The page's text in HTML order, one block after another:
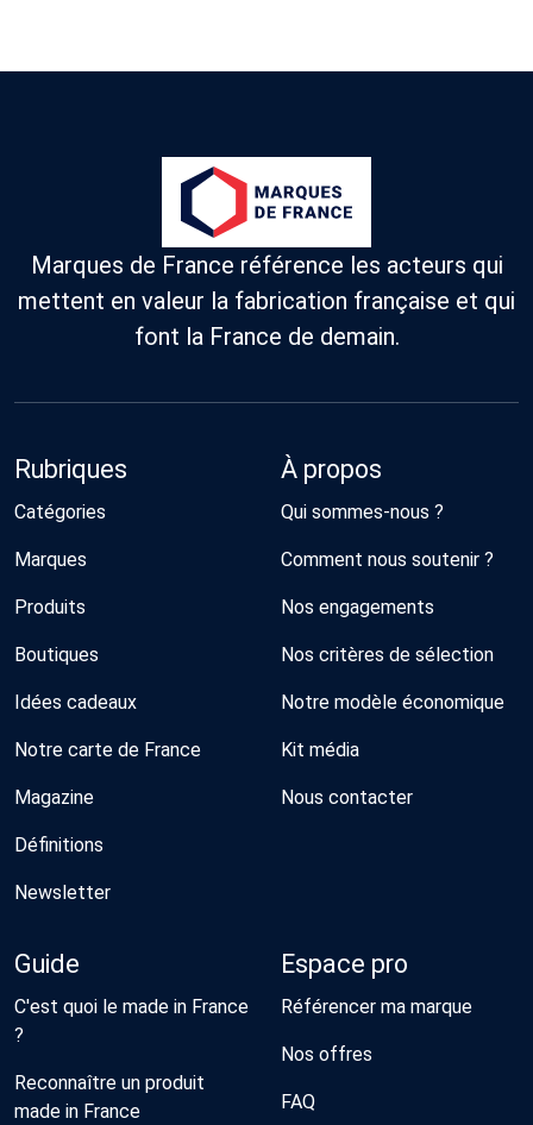
Marques de France référence les acteurs qui
mettent en valeur la fabrication française et qui
font la France de demain.
Rubriques
Catégories
Marques
Produits
Boutiques
Idées cadeaux
Notre carte de France
Magazine
Définitions
Newsletter
À propos
Qui sommes-nous ?
Comment nous soutenir ?
Nos engagements
Nos critères de sélection
Notre modèle économique
Kit média
Nous contacter
Guide
C'est quoi le made in France
?
Reconnaître un produit
made in France
Espace pro
Référencer ma marque
Nos offres
FAQ